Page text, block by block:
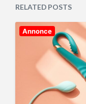
td
i
RELATED POSTS
Annonce